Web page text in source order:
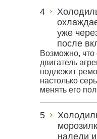
уже
после
Возможно,
двигатель
подлежит
настолько
менять его
наледи